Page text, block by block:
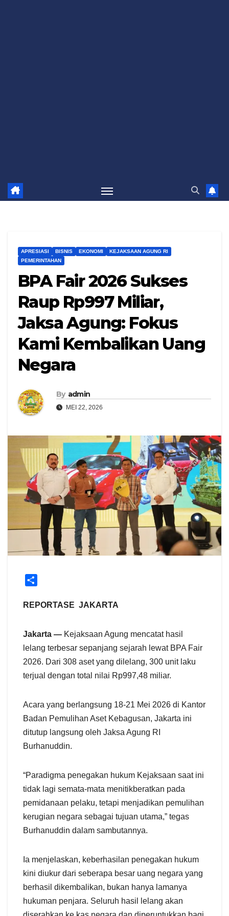
APRESIASI BISNIS EKONOMI
KEJAKSAAN AGUNG RI
PEMERINTAHAN
BPA Fair 2026 Sukses
Raup Rp997 Miliar,
Jaksa Agung: Fokus
Kami Kembalikan Uang
Negara
By admin
MEI 22, 2026
a
REPORTASE JAKARTA
Jakarta — Kejaksaan Agung mencatat hasil
lelang terbesar sepanjang sejarah lewat BPA Fair
2026. Dari 308 aset yang dilelang, 300 unit laku
terjual dengan total nilai Rp997,48 miliar.
Acara yang berlangsung 18-21 Mei 2026 di Kantor
Badan Pemulihan Aset Kebagusan, Jakarta ini
ditutup langsung oleh Jaksa Agung RI
Burhanuddin.
“Paradigma penegakan hukum Kejaksaan saat ini
tidak lagi semata-mata menitikberatkan pada
pemidanaan pelaku, tetapi menjadikan pemulihan
kerugian negara sebagai tujuan utama,” tegas
Burhanuddin dalam sambutannya.
Ia menjelaskan, keberhasilan penegakan hukum
kini diukur dari seberapa besar uang negara yang
berhasil dikembalikan, bukan hanya lamanya
hukuman penjara. Seluruh hasil lelang akan